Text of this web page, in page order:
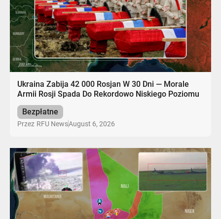
Ukraina Zabija 42 000 Rosjan W 30 Dni — Morale
Armii Rosji Spada Do Rekordowo Niskiego Poziomu
Bezpłatne
Przez RFU NewsAugust 6, 2026